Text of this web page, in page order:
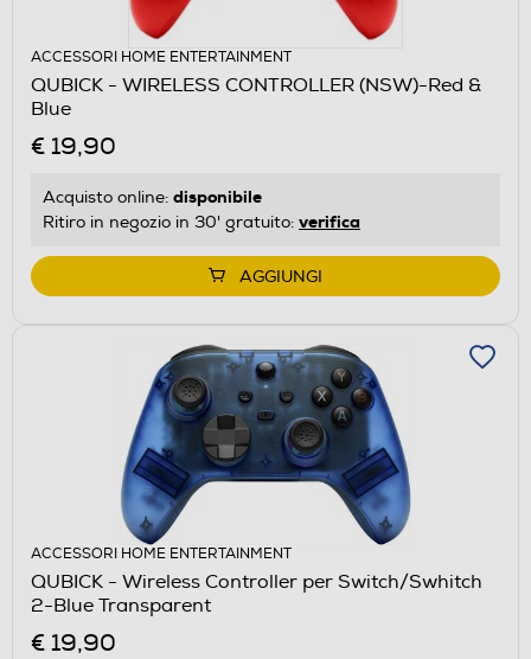
ACCESSORI HOME ENTERTAINMENT
QUBICK - WIRELESS CONTROLLER (NSW)-Red &
Blue
€ 19,90
Acquisto online: disponibile
Ritiro in negozio in 30' gratuito: verifica
AGGIUNGI
ACCESSORI HOME ENTERTAINMENT
QUBICK - Wireless Controller per Switch/Swhitch
2-Blue Transparent
€ 19,90